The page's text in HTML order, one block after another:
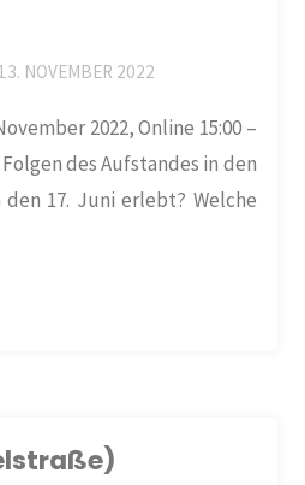
13. NOVEMBER 2022
2022, Online 15:00 –
des Aufstandes in den
17. Juni erlebt? Welche